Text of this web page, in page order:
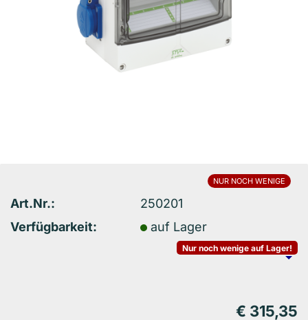
NUR NOCH WENIGE
Art.Nr.:
250201
Verfügbarkeit:
auf Lager
Nur noch wenige auf Lager!
€ 315,35